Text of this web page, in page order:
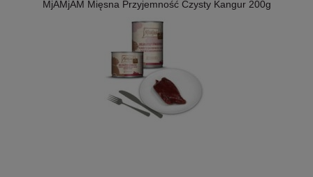
MjAMjAM Mięsna Przyjemność Czysty Kangur 200g